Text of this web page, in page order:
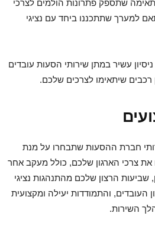
שתספק פתרונות הולמים לצרכי
למערך שתתכננו ביחד עם נציגי
עשיר במתן שירותי הסעות עובדים
רכבים שיתאימו לצרכים שלכם.
חברת ההסעות שתבחרו על מנת
צרכי הארגון שלכם, כולל מעקב אחר
שביעות הרצון שלכם מהתנהגות נציגי
העובדים, והתמודדות יעילה ומקצועית
השירות.